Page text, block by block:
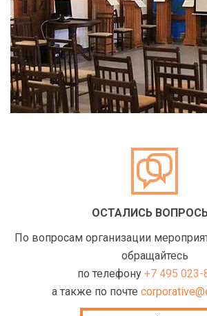
ОСТАЛИСЬ
По вопросам организации
обращайтесь
по телефону +7 495 023-
а также по почте